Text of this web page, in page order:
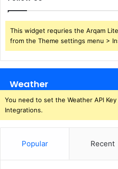
This widget requries the Arqam
from the Theme settings menu >
Weather
You need to set the Weather API
Integrations.
Popular Recent